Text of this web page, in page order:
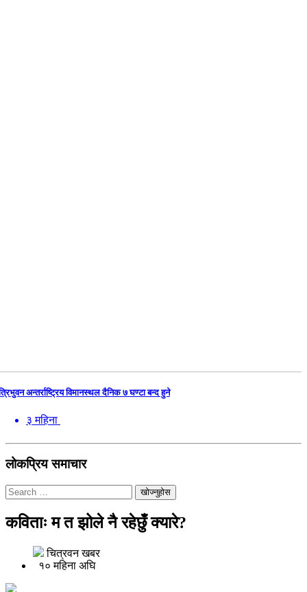
अन्तर्राष्ट्रिय विमानस्थल दैनिक ७ घण्टा बन्द हुने
३ महिना
लोकप्रिय समाचार
खोज्नुहोस
कविताः म त झोले नै रहेछुँ क्यारे?
चित्रवन खबर
१० महिना अघि